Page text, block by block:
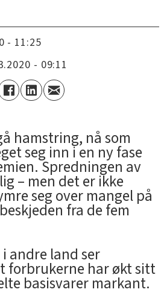
- 11:25
- 09:11
hamstring, nå som
seg inn i en ny fase
Spredningen av
– men det er ikke
seg over mangel på
fra de fem
andre land ser
forbrukerne har økt sitt
basisvarer markant.